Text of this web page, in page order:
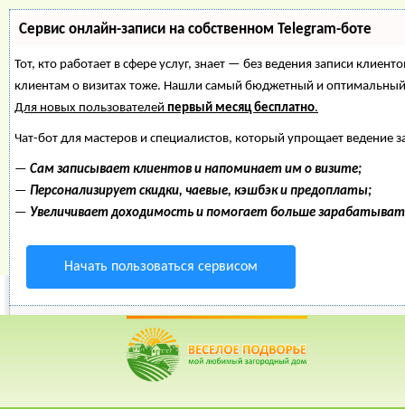
Сервис онлайн-записи на собственном Telegram-боте
Тот, кто работает в сфере услуг, знает — без ведения записи
клиентам о визитах тоже. Нашли самый бюджетный и
Для новых пользователей первый месяц бесплатно.
Чат-бот для мастеров и специалистов, который упрощает ведение
— Сам записывает клиентов и напоминает им о визите;
— Персонализирует скидки, чаевые, кэшбэк и предоплаты;
— Увеличивает доходимость и помогает больше
Начать пользоваться сервисом
Энциклопедия
Цветы